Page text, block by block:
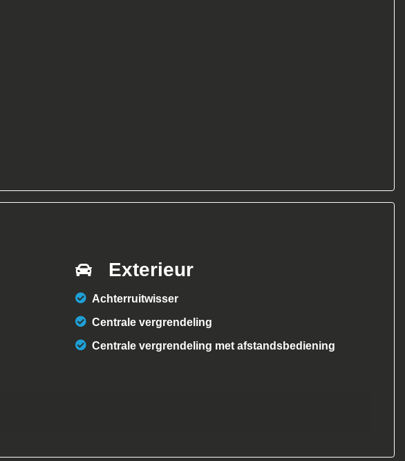
Exterieur
Achterruitwisser
Centrale vergrendeling
Centrale vergrendeling met afstandsbediening